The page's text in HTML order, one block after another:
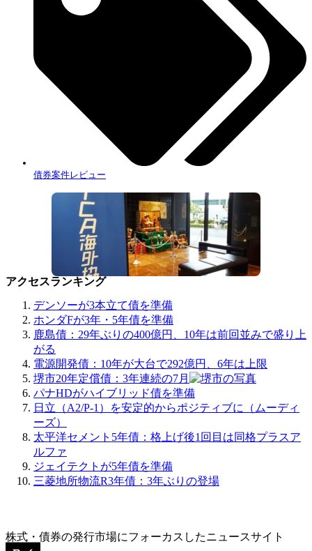
債券案件レビュー
アクセスランキング
デンソーが3本立て債を準備
ホンダFが3年・5年債を準備
鹿島債：29年ぶりの400億円、10年は前回並みで盛り上
がる
電源開発債：10年が大台で292億円、6年は上限
堺市20年定償債：3年連続の7月
パナHDがハイブリッド債を準備
日立（A2/P-1）を安定的からポジティブに（ムーディ
ーズ）
太平洋セメント5年債：格上げ後1回目は同格プラスア
ルファ
ジェイテクトが5年債を準備
三菱地所物流R3年債：3年ぶりの登場
株式・債券の発行市場にフォーカスしたニュースサイト